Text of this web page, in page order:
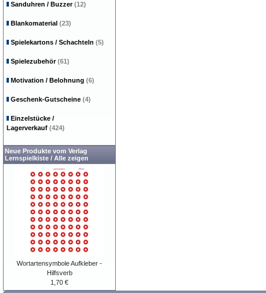
Sanduhren / Buzzer(12)
Blankomaterial (23)
Spielekartons / Schachteln (5)
Spielezubehör(61)
Motivation / Belohnung (6)
Geschenk-Gutscheine (4)
Einzelstücke /
Lagerverkauf (424)
Neue Produkte vom Verlag
Lernspielkiste / Alle zeigen
Wortartensymbole Aufkleber -
Hilfsverb
1,70 €